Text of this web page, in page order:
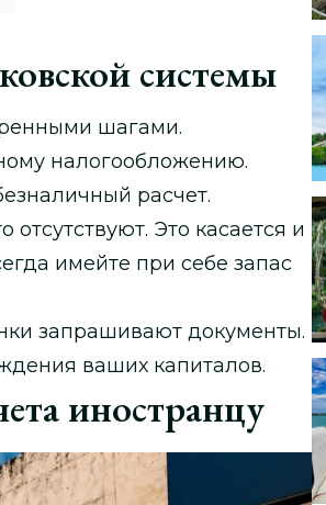
системы
шагами.
налогообложению.
расчет.
Это касается и
имейте при себе запас
запрашивают документы.
ваших капиталов.
иностранцу